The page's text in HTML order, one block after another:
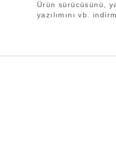
Ürün sürücüsünü,
yazılımını vb.